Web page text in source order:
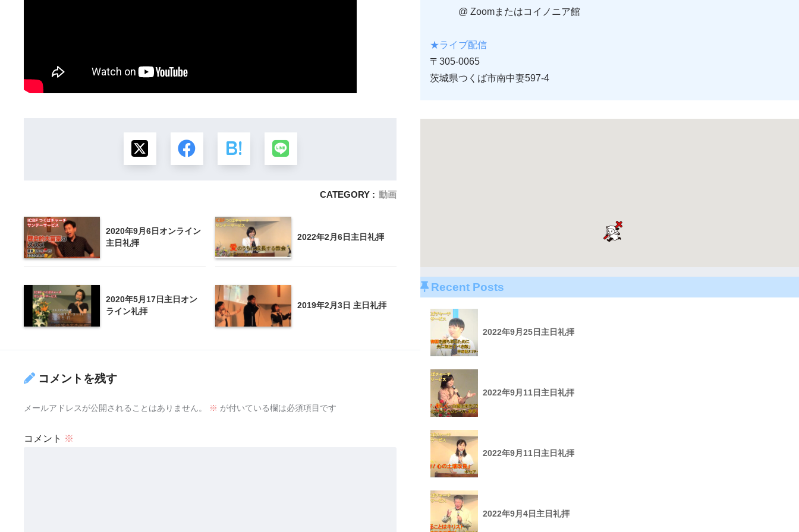
CATEGORY : 動画
2020年9月6日オンライン
主日礼拝
2022年2月6日主日礼拝
2020年5月17日主日オン
ライン礼拝
2019年2月3日 主日礼拝
コメントを残す
メールアドレスが公開されることはありません。 ※ が付いている欄は必須項目です
コメント ※
@ Zoomまたはコイノニア館
★ライブ配信
〒305-0065
茨城県つくば市南中妻597-4
Recent Posts
2022年9月25日主日礼拝
2022年9月11日主日礼拝
2022年9月11日主日礼拝
2022年9月4日主日礼拝